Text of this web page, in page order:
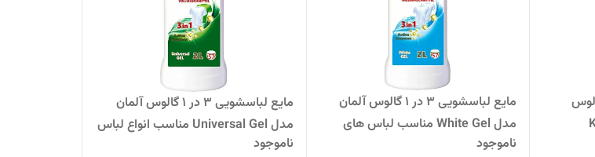
مایع لباسشویی 3 در 1 گالوس آلمان
مدل White Gel مناسب لباس های
سفید
ناموجود
مایع لباسشویی 3 در 1 گالوس آلمان
مدل Universal Gel مناسب انواع لباس
ناموجود